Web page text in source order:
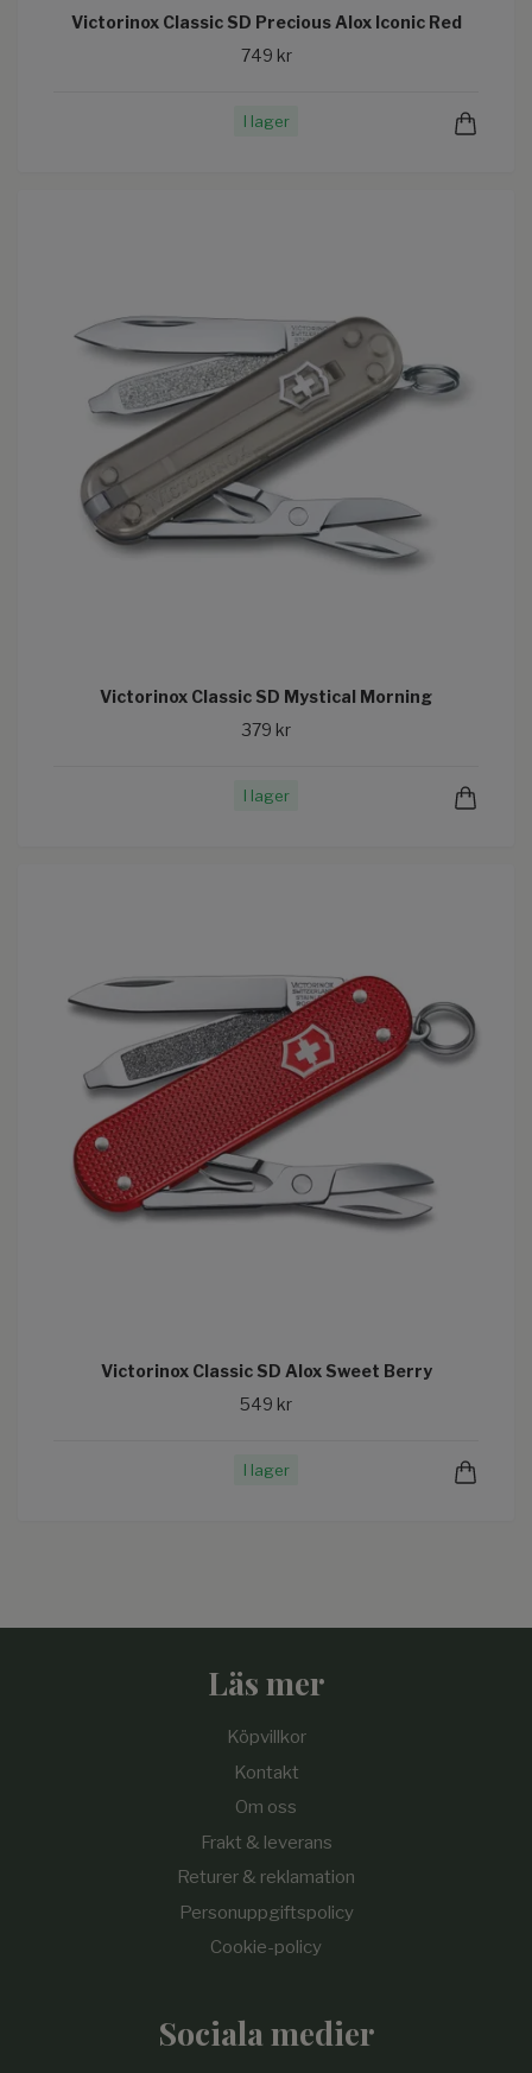
Victorinox Classic SD Precious Alox Iconic Red
749 kr
I lager
Victorinox Classic SD Mystical Morning
379 kr
I lager
Victorinox Classic SD Alox Sweet Berry
549 kr
I lager
Läs mer
Köpvillkor
Kontakt
Om oss
Frakt & leverans
Returer & reklamation
Personuppgiftspolicy
Cookie-policy
Sociala medier